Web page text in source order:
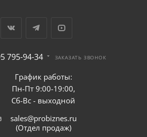
795-94-34 ЗАКАЗАТЬ ЗВОНОК
График работы:
Пн-Пт 9:00-19:00,
Сб-Вс - выходной
sales@probiznes.ru
(Отдел продаж)